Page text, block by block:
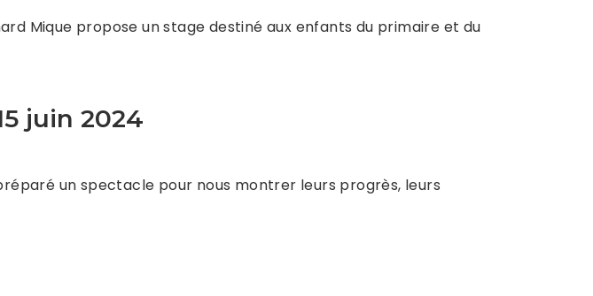
Mique propose un stage destiné aux enfants du primaire et du
juin 2024
un spectacle pour nous montrer leurs progrès, leurs